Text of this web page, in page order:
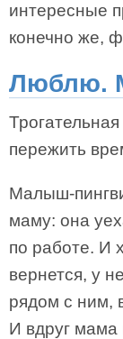
интересные
конечно же,
Люблю.
пережить
Малыш-
маму: она
по работе. И
вернется, у
рядом с ним,
И вдруг мама